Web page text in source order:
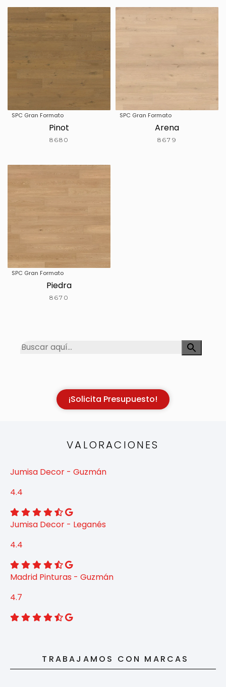
SPC Gran Formato
Pinot
8680
SPC Gran Formato
Arena
8679
SPC Gran Formato
Piedra
8670
¡Solicita Presupuesto!
VALORACIONES
Jumisa Decor - Guzmán
4.4
Jumisa Decor - Leganés
4.4
Madrid Pinturas - Guzmán
4.7
TRABAJAMOS CON MARCAS